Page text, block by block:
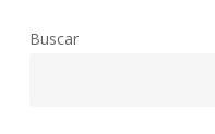
Buscar